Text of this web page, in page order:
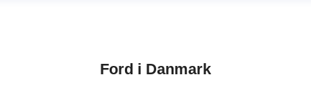
Ford i Danmark